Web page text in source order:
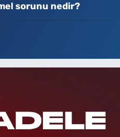
sorunu nedir?